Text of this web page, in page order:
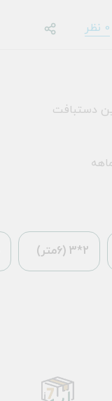
0 نظر
دستبافت
2*3 (6متر)